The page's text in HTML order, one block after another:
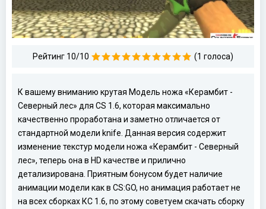
Рейтинг 10/10 (1 голоса)
К вашему вниманию крутая Модель ножа «Керамбит -
Северный лес» для CS 1.6, которая максимально
качественно проработана и заметно отличается от
стандартной модели knife. Данная версия содержит
изменение текстур модели ножа «Керамбит - Северный
лес», теперь она в HD качестве и прилично
детализирована. Приятным бонусом будет наличие
анимации модели как в CS:GO, но анимация работает не
на всех сборках КС 1.6, по этому советуем скачать сборку